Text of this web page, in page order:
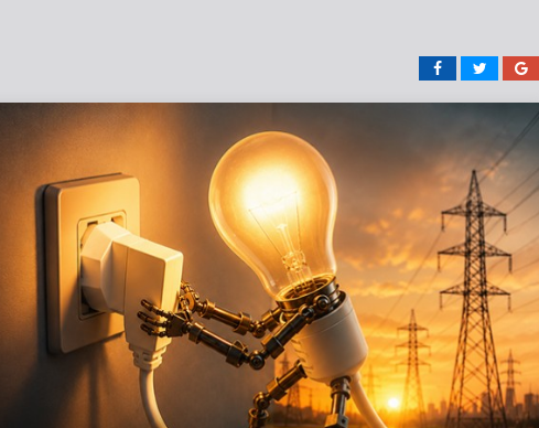
эхнээсээ ашиглалтад ороход бэлэн болжээ